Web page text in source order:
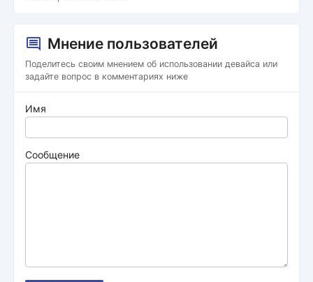
Мнение пользователей
Поделитесь своим мнением об использовании девайса или
задайте вопрос в комментариях ниже
Имя
Сообщение